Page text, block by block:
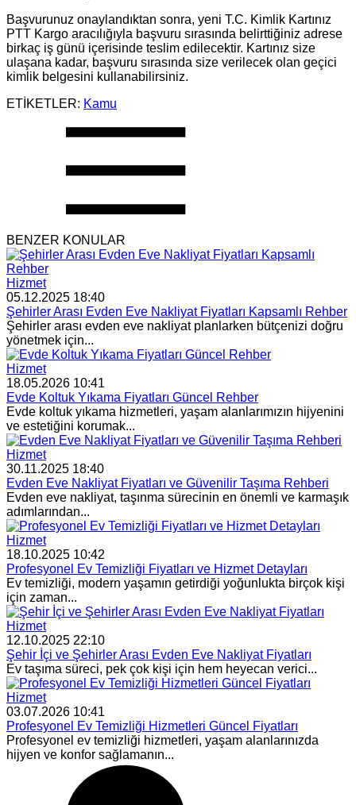
Başvurunuz onaylandıktan sonra, yeni T.C. Kimlik Kartınız
PTT Kargo aracılığıyla başvuru sırasında belirttiğiniz adrese
birkaç iş günü içerisinde teslim edilecektir. Kartınız size
ulaşana kadar, başvuru sırasında size verilecek olan geçici
kimlik belgesini kullanabilirsiniz.
ETİKETLER: Kamu
BENZER KONULAR
Hizmet
05.12.2025 18:40
Şehirler Arası Evden Eve Nakliyat Fiyatları Kapsamlı Rehber
Şehirler arası evden eve nakliyat planlarken bütçenizi doğru
yönetmek için...
Hizmet
18.05.2026 10:41
Evde Koltuk Yıkama Fiyatları Güncel Rehber
Evde koltuk yıkama hizmetleri, yaşam alanlarımızın hijyenini
ve estetiğini korumak...
Hizmet
30.11.2025 18:40
Evden Eve Nakliyat Fiyatları ve Güvenilir Taşıma Rehberi
Evden eve nakliyat, taşınma sürecinin en önemli ve karmaşık
adımlarından...
Hizmet
18.10.2025 10:42
Profesyonel Ev Temizliği Fiyatları ve Hizmet Detayları
Ev temizliği, modern yaşamın getirdiği yoğunlukta birçok kişi
için zaman...
Hizmet
12.10.2025 22:10
Şehir İçi ve Şehirler Arası Evden Eve Nakliyat Fiyatları
Ev taşıma süreci, pek çok kişi için hem heyecan verici...
Hizmet
03.07.2026 10:41
Profesyonel Ev Temizliği Hizmetleri Güncel Fiyatları
Profesyonel ev temizliği hizmetleri, yaşam alanlarınızda
hijyen ve konfor sağlamanın...